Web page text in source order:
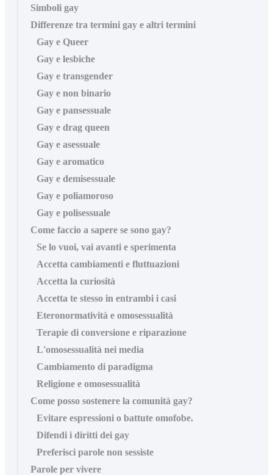
Simboli gay
Differenze tra termini gay e altri termini
Gay e Queer
Gay e lesbiche
Gay e transgender
Gay e non binario
Gay e pansessuale
Gay e drag queen
Gay e asessuale
Gay e aromatico
Gay e demisessuale
Gay e poliamoroso
Gay e polisessuale
Come faccio a sapere se sono gay?
Se lo vuoi, vai avanti e sperimenta
Accetta cambiamenti e fluttuazioni
Accetta la curiosità
Accetta te stesso in entrambi i casi
Eteronormatività e omosessualità
Terapie di conversione e riparazione
L'omosessualità nei media
Cambiamento di paradigma
Religione e omosessualità
Come posso sostenere la comunità gay?
Evitare espressioni o battute omofobe.
Difendi i diritti dei gay
Preferisci parole non sessiste
Parole per vivere